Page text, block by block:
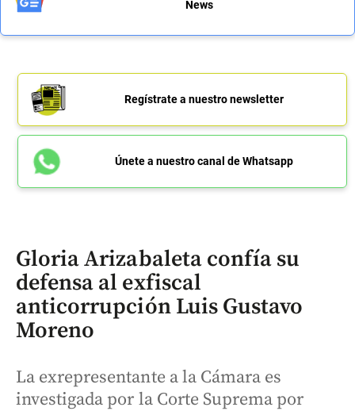
News
Regístrate a nuestro newsletter
Únete a nuestro canal de Whatsapp
Gloria Arizabaleta confía su
defensa al exfiscal
anticorrupción Luis Gustavo
Moreno
La exrepresentante a la Cámara es
investigada por la Corte Suprema por